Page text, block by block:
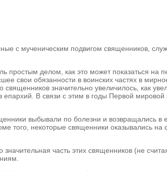
с мученическим подвигом священников,
простым делом, как это может показаться на
свои обязанности в воинских частях в
значительно увеличилось, как
В связи с этим в годы Первой мировой
выбывали по болезни и возвращались в
того, некоторые священники оказывались на
часть этих священников (не